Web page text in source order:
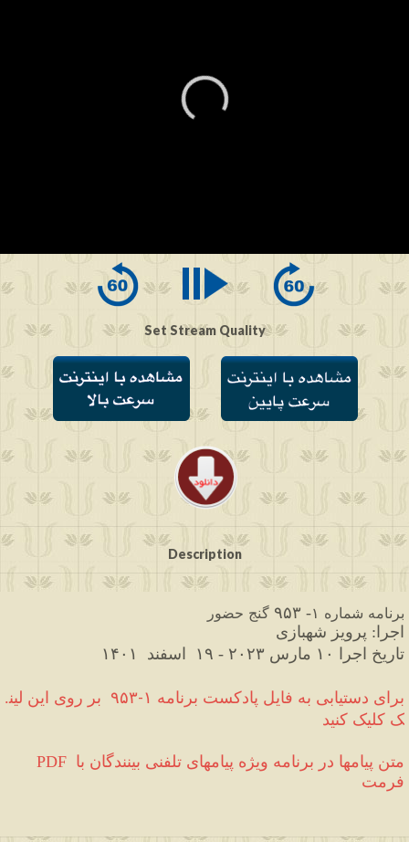
of
Set Stream Quality
Description
برنامه شماره ۱- ۹۵۳ گنج حضور
اجرا: پرویز شهبازی
۱۴۰۱
تاریخ اجرا مارس ۲۰۲۳ - ۱۹ اسفند
. برای دستیابی به فایل پادکست برنامه ۱-۹۵۳ بر روی این لین
ک کلیک کنید
PDF
فرمت